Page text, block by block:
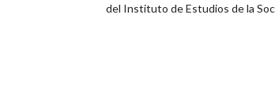
del Instituto de Estudios de la